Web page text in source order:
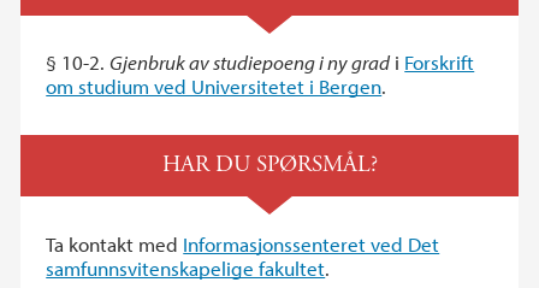
§ 10-2.Gjenbruk av studiepoeng i ny gradi Forskrift
om studium ved Universitetet i Bergen.
HAR DU SPØRSMÅL?
Ta kontakt med Informasjonssenteret ved Det
samfunnsvitenskapelige fakultet.